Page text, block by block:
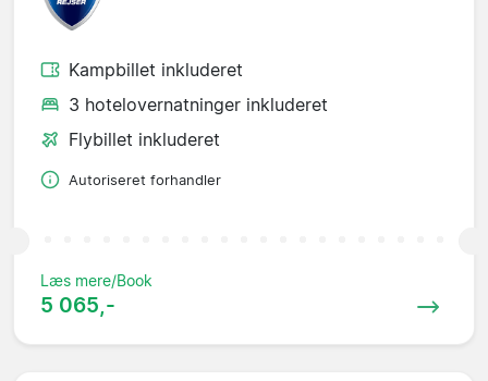
Kampbillet inkluderet
3 hotelovernatninger inkluderet
Flybillet inkluderet
Autoriseret forhandler
Læs mere/Book
5 065,-